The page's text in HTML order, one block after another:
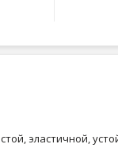
эластичной,